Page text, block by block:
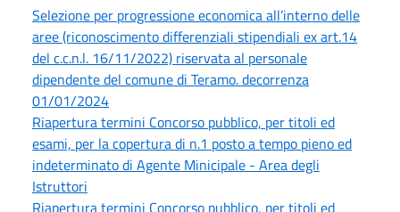
Selezione per progressione economica all’interno delle
aree (riconoscimento differenziali stipendiali ex art.14
del c.c.n.l. 16/11/2022) riservata al personale
dipendente del comune di Teramo. decorrenza
01/01/2024
Riapertura termini Concorso pubblico, per titoli ed
esami, per la copertura di n.1 posto a tempo pieno ed
indeterminato di Agente Minicipale - Area degli
Istruttori
Riapertura termini Concorso pubblico, per titoli ed